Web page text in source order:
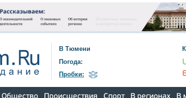
В Тюмени
Погода:
Пробки: